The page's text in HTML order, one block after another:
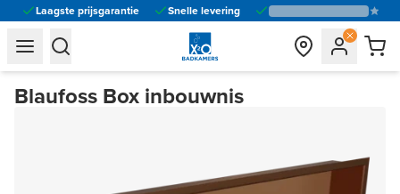
Laagste prijsgarantie Snelle levering
general.navigation.toggle_menu.label
general.navigation.toggle_menu.label
Blaufoss Box inbouwnis